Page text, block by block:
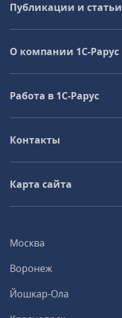
Москва
Воронеж
Йошкар-Ола
Публикации и статьи
О компании 1C-Рарус
Работа в 1С‑Рарус
Контакты
Карта сайта